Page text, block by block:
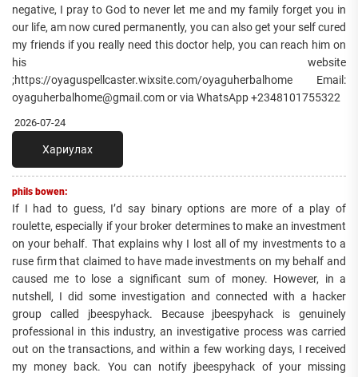
negative, I pray to God to never let me and my family forget you in
our life, am now cured permanently, you can also get your self cured
my friends if you really need this doctor help, you can reach him on
his website
;https://oyaguspellcaster.wixsite.com/oyaguherbalhome Email:
oyaguherbalhome@gmail.com or via WhatsApp +2348101755322
2026-07-24
Хариулах
phils bowen:
If I had to guess, I’d say binary options are more of a play of
roulette, especially if your broker determines to make an investment
on your behalf. That explains why I lost all of my investments to a
ruse firm that claimed to have made investments on my behalf and
caused me to lose a significant sum of money. However, in a
nutshell, I did some investigation and connected with a hacker
group called jbeespyhack. Because jbeespyhack is genuinely
professional in this industry, an investigative process was carried
out on the transactions, and within a few working days, I received
my money back. You can notify jbeespyhack of your missing